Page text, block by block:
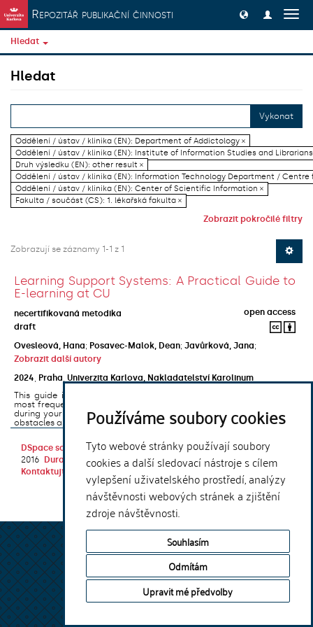
Používáme soubory cookies
Tyto webové stránky používají soubory
cookies a další sledovací nástroje s cílem
vylepšení uživatelského prostředí, analýzy
návštěvnosti webových stránek a zjištění
zdroje návštěvnosti.
Souhlasím
Odmítám
Upravit mé předvolby
Přeskočit na obsah
Repozitář publikační činnosti
Hledat
Hledat
Vykonat
Oddělení / ústav / klinika (EN): Department of Addictology ×
Oddělení / ústav / klinika (EN): Institute of Information Studies and
Druh výsledku (EN): other result ×
Oddělení / ústav / klinika (EN): Information Technology Department / Centre
Oddělení / ústav / klinika (EN): Center of Scientific Information ×
Fakulta / součást (CS): 1. lékařská fakulta ×
Zobrazit pokročilé filtry
Zobrazují se záznamy 1-1 z 1
Learning Support Systems: A Practical Guide to
E-learning at CU
necertifikovaná metodika
open access
draft
Ovesleová, Hana; Posavec-Malok, Dean; Javůrková, Jana;
Zobrazit další autory
2024
Praha Univerzita Karlova, Nakladatelství Karolinum
This guide introduces the e-learning support tools that are used
most frequently at Charles University and that you may encounter
during your studies. It will also help you to avoid the most common
obstacles associated ...
DSpace softwarecopyright © 2002-
2016
DuraSpace
Kontaktujte nás
Theme by